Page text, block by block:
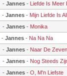
- Jannes - Liefde Is Meer
- Jannes - Mijn Liefde Is
- Jannes - Monika
- Jannes - Na Na Na
- Jannes - Naar De
- Jannes - Nog Steeds
- Jannes - O, M'n Liefste